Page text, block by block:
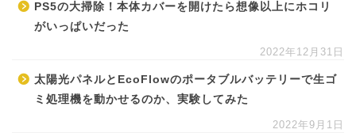
PS5の大掃除！本体カバーを開けたら想像以上にホコリ
がいっぱいだった
2022年12月31日
太陽光パネルとEcoFlowのポータブルバッテリーで生ゴ
ミ処理機を動かせるのか、実験してみた
2022年9月1日